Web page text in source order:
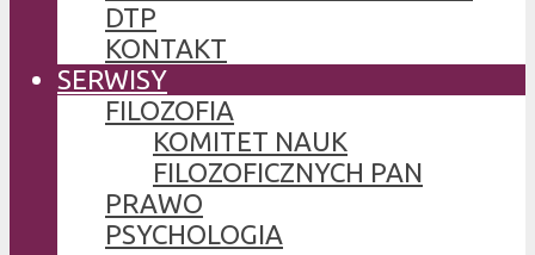
DTP
KONTAKT
SERWISY
FILOZOFIA
KOMITET NAUK
FILOZOFICZNYCH PAN
PRAWO
PSYCHOLOGIA